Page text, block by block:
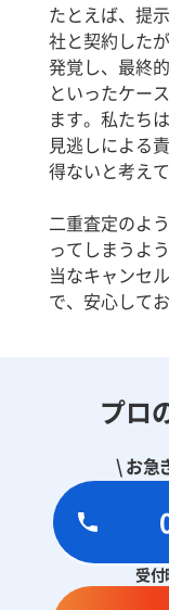
たとえば、提
社と契約した
発覚し、最終
といったケー
ます。私たち
見逃しによる
得ないと考えて
二重査定のよ
ってしまうよ
当なキャンセ
で、安心して
プロ
\ お急
受